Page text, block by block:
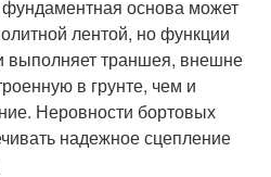
основа может
лентой, но функции
выполняет траншея, внешне
в грунте, чем и
Неровности бортовых
надежное сцепление